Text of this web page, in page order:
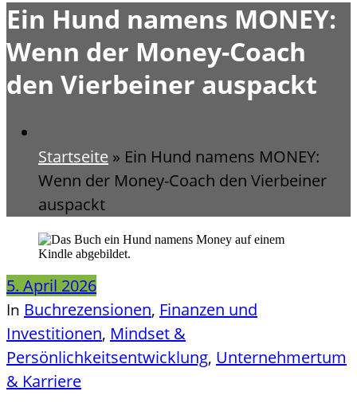
Ein Hund namens MONEY:
Wenn der Money-Coach
den Vierbeiner auspackt
Startseite » Ein Hund namens MONEY:
Wenn der Money-Coach den Vierbeiner
auspackt
5. April 2026
In Buchrezensionen, Finanzen und
Investitionen, Mindset &
Persönlichkeitsentwicklung, Unternehmertum
& Karriere